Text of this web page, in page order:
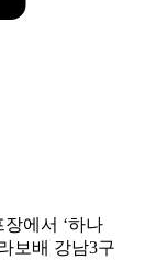
에서 ‘하나
보배 강남3구